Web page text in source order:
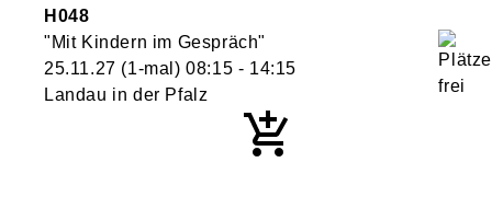
H048
"Mit Kindern im Gespräch"
25.11.27 (1-mal)08:15 - 14:15
Landau in der Pfalz